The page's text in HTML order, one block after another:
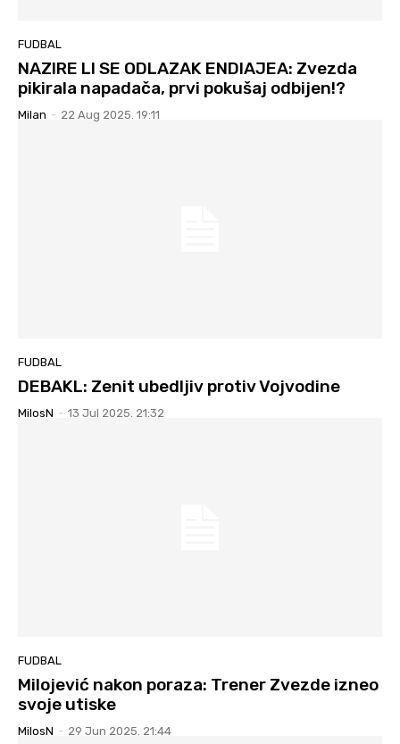
FUDBAL
NAZIRE LI SE ODLAZAK ENDIAJEA: Zvezda
pikirala napadača, prvi pokušaj odbijen!?
Milan - 22 Aug 2025. 19:11
FUDBAL
DEBAKL: Zenit ubedljiv protiv Vojvodine
MilosN - 13 Jul 2025. 21:32
FUDBAL
Milojević nakon poraza: Trener Zvezde izneo
svoje utiske
MilosN - 29 Jun 2025. 21:44